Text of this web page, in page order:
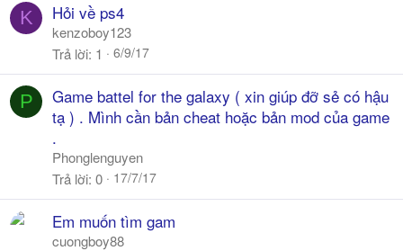
K Hỏi về ps4
kenzoboy123
Trả lời 1 6/9/17
P
Game battel for the galaxy ( xin giúp đỡ sẻ có hậu
tạ ) . Mình cần bản cheat hoặc bản mod của game
.
Phonglenguyen
Trả lời 0 17/7/17
Em muốn tìm gam
cuongboy88